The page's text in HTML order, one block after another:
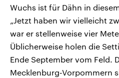
Wuchs ist für Dähn in
„Jetzt haben wir vielleicht
war er stellenweise vier
Üblicherweise holen die
Ende September vom Feld.
Mecklenburg-Vorpommern